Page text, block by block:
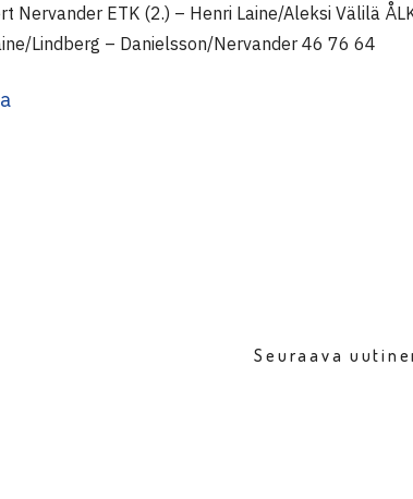
Nervander ETK (2.) – Henri Laine/Aleksi Välilä
Lindberg – Danielsson/Nervander 46 76 64
Seuraava